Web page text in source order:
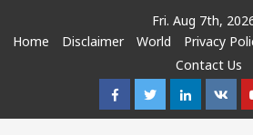
Fri. Aug 7th,
Home
Disclaimer World Privacy
Contact Us
FacebookTwitterLinkedin
VK